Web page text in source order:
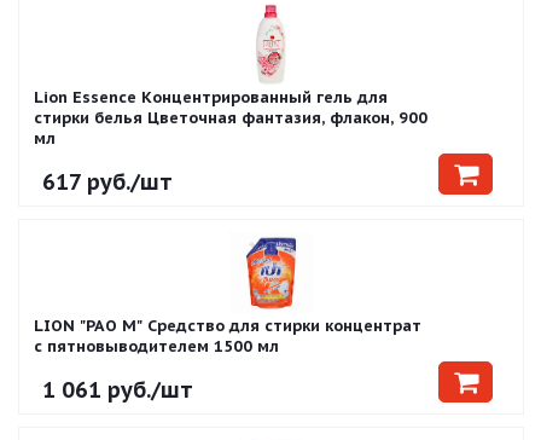
Lion Essence Концентрированный гель для
стирки белья Цветочная фантазия, флакон, 900
мл
617 руб./шт
LION "PAO M" Средство для стирки концентрат
с пятновыводителем 1500 мл
1 061 руб./шт